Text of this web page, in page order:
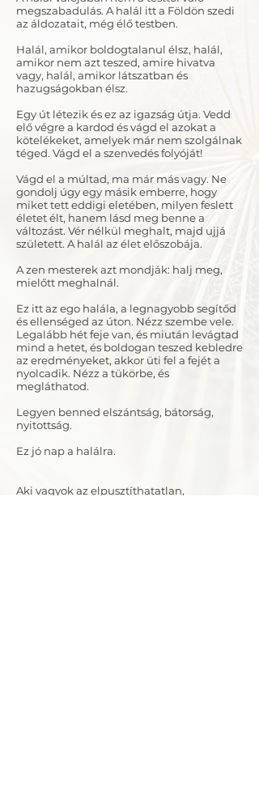
megszabadulás. A halál itt a Földön szedi
az áldozatait, még élő testben.
Halál, amikor boldogtalanul élsz, halál,
amikor nem azt teszed, amire hivatva
vagy, halál, amikor látszatban és
hazugságokban élsz.
Egy út létezik és ez az igazság útja. Vedd
elő végre a kardod és vágd el azokat a
kötelékeket, amelyek már nem szolgálnak
téged. Vágd el a szenvedés folyóját!
Vágd el a múltad, ma már más vagy. Ne
gondolj úgy egy másik emberre, hogy
miket tett eddigi eletében, milyen feslett
életet élt, hanem lásd meg benne a
változást. Vér nélkül meghalt, majd ujjá
született. A halál az élet előszobája.
A zen mesterek azt mondják: halj meg,
mielőtt meghalnál.
Ez itt az ego halála, a legnagyobb segítőd
és ellenséged az úton. Nézz szembe vele.
Legalább hét feje van, és miután levágtad
mind a hetet, és boldogan teszed kebledre
az eredményeket, akkor üti fel a fejét a
nyolcadik. Nézz a tükörbe, és
megláthatod.
Legyen benned elszántság, bátorság,
nyitottság.
Ez jó nap a halálra.
Aki vagyok az elpusztíthatatlan,